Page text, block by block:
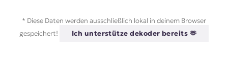
* Diese Daten werden ausschließlich lokal in deinem Browser
gespeichert!
Ich unterstütze dekoder bereits 🫶